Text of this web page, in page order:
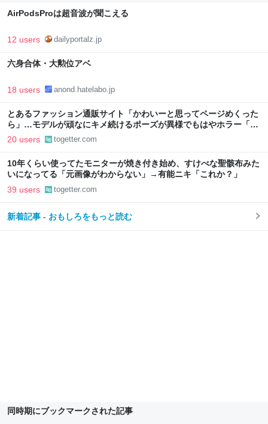
AirPodsProは超音波が聞こえる
12 users dailyportalz.jp
六身合体・大勲位アベ
18 users anond.hatelabo.jp
とあるファッション通販サイト「かわいーと思ってページめくった
ら」…モデルが頑なにキメ続けるポーズが異様でもはやホラー「3
枚目でさすがに笑った」
20 users togetter.com
10年くらい使ってたモニターが焼き付き始め、すけべな聖骸布みた
いになってる「元画像がわからない」→有能ニキ「これか？」
39 users togetter.com
新着記事 - おもしろをもっと読む
同時期にブックマークされた記事